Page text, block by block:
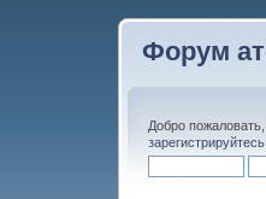
Форум
Добро пожаловать,
зарегистрируйтесь